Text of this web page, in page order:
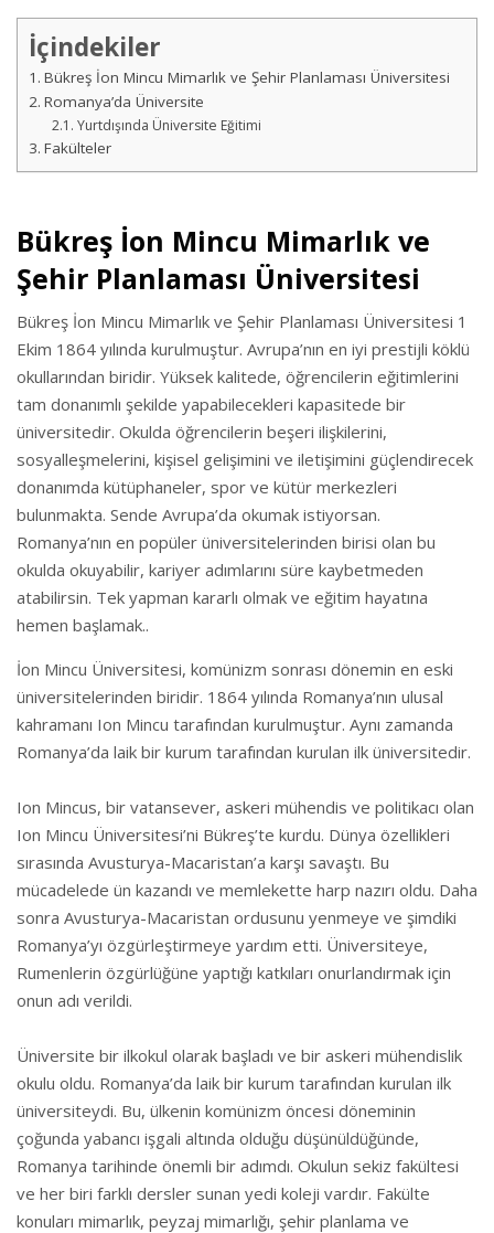
İçindekiler
Bükreş İon Mincu Mimarlık ve Şehir Planlaması Üniversitesi
Romanya’da Üniversite
Yurtdışında Üniversite Eğitimi
Fakülteler
Bükreş İon Mincu Mimarlık ve
Şehir Planlaması Üniversitesi
Bükreş İon Mincu Mimarlık ve Şehir Planlaması Üniversitesi 1
Ekim 1864 yılında kurulmuştur. Avrupa’nın en iyi prestijli köklü
okullarından biridir. Yüksek kalitede, öğrencilerin eğitimlerini
tam donanımlı şekilde yapabilecekleri kapasitede bir
üniversitedir. Okulda öğrencilerin beşeri ilişkilerini,
sosyalleşmelerini, kişisel gelişimini ve iletişimini güçlendirecek
donanımda kütüphaneler, spor ve kütür merkezleri
bulunmakta. Sende Avrupa’da okumak istiyorsan.
Romanya’nın en popüler üniversitelerinden birisi olan bu
okulda okuyabilir, kariyer adımlarını süre kaybetmeden
atabilirsin. Tek yapman kararlı olmak ve eğitim hayatına
hemen başlamak..
İon Mincu Üniversitesi, komünizm sonrası dönemin en eski
üniversitelerinden biridir. 1864 yılında Romanya’nın ulusal
kahramanı Ion Mincu tarafından kurulmuştur. Aynı zamanda
Romanya’da laik bir kurum tarafından kurulan ilk üniversitedir.
Ion Mincus, bir vatansever, askeri mühendis ve politikacı olan
Ion Mincu Üniversitesi’ni Bükreş’te kurdu. Dünya özellikleri
sırasında Avusturya-Macaristan’a karşı savaştı. Bu
mücadelede ün kazandı ve memlekette harp nazırı oldu. Daha
sonra Avusturya-Macaristan ordusunu yenmeye ve şimdiki
Romanya’yı özgürleştirmeye yardım etti. Üniversiteye,
Rumenlerin özgürlüğüne yaptığı katkıları onurlandırmak için
onun adı verildi.
Üniversite bir ilkokul olarak başladı ve bir askeri mühendislik
okulu oldu. Romanya’da laik bir kurum tarafından kurulan ilk
üniversiteydi. Bu, ülkenin komünizm öncesi döneminin
çoğunda yabancı işgali altında olduğu düşünüldüğünde,
Romanya tarihinde önemli bir adımdı. Okulun sekiz fakültesi
ve her biri farklı dersler sunan yedi koleji vardır. Fakülte
konuları mimarlık, peyzaj mimarlığı, şehir planlama ve